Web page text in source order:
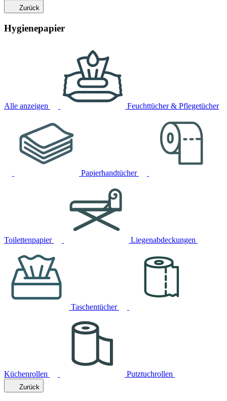
Zurück
Hygienepapier
Alle anzeigen Feuchttücher & Pflegetücher
Papierhandtücher
Toilettenpapier Liegenabdeckungen
Taschentücher
Küchenrollen Putztuchrollen
Zurück